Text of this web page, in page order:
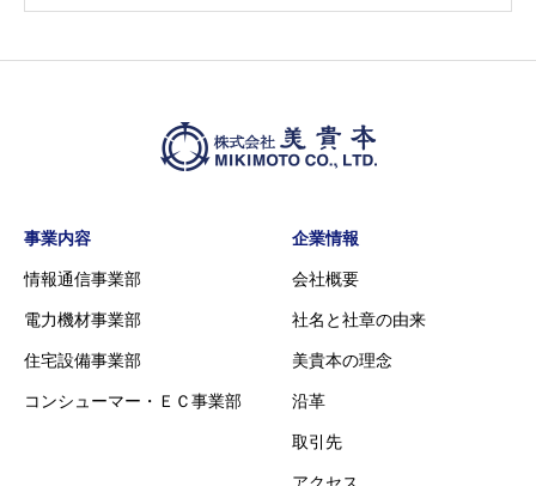
事業内容
情報通信事業部
電力機材事業部
住宅設備事業部
コンシューマー・ＥＣ事業部
企業情報
会社概要
社名と社章の由来
美貴本の理念
沿革
取引先
アクセス